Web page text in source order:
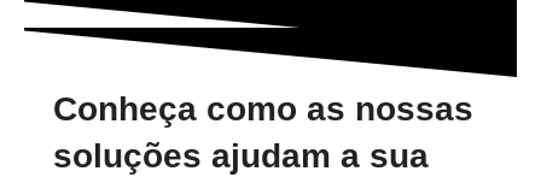
Conheça como as nossas
soluções ajudam a sua